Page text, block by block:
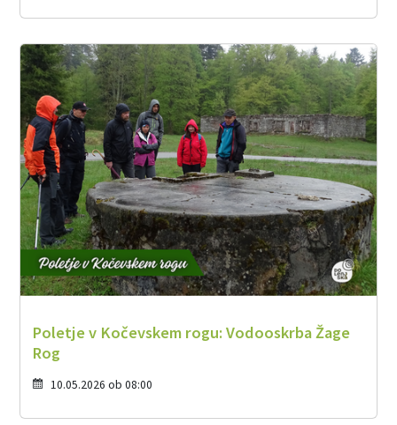
Poletje v Kočevskem rogu: Vodooskrba Žage
Rog
10.05.2026 ob 08:00